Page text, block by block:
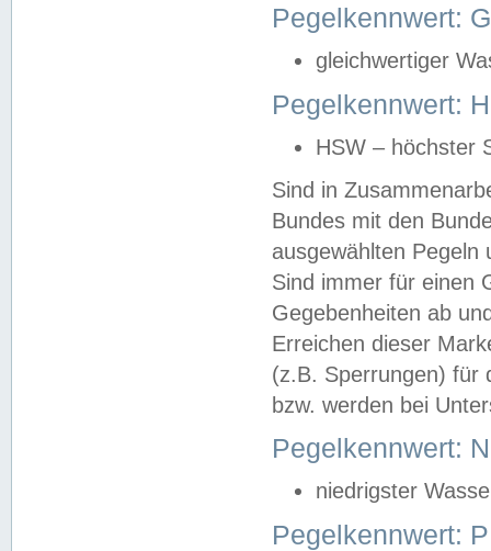
Pegelkennwert:
gleichwertiger
Pegelkennwert:
HSW – höchster
Sind in
Bundes mit den
ausgewählten
Sind immer für einen
Gegebenheiten ab
Erreichen dieser
(z.B. Sperrungen) für
bzw. werden bei
Pegelkennwert:
niedrigster
Pegelkennwert: